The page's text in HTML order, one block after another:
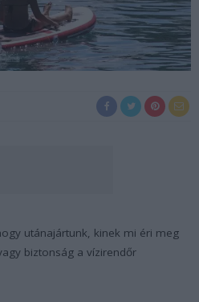
utánajártunk, kinek mi éri meg
biztonság a vízirendőr